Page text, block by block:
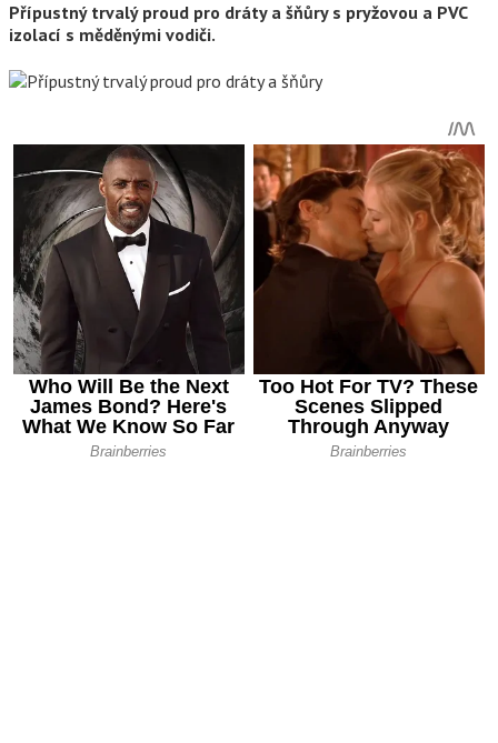
Přípustný trvalý proud pro dráty a šňůry s pryžovou a PVC
izolací s měděnými vodiči.